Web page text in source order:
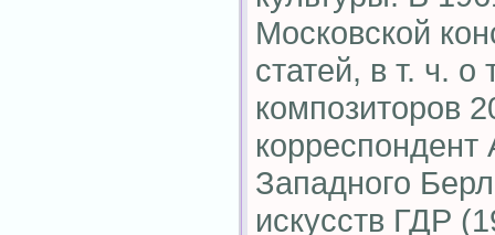
Московской
статей, в т. ч. о
композиторов
корреспондент
Западного
искусств ГДР